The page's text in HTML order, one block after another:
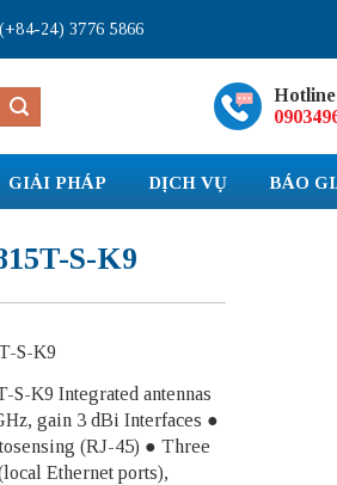
(+84-24) 3776 5866
Hotline
GIẢI PHÁP DỊCH VỤ BÁO
S-K9
S-K9
K9 Integrated antennas
gain 3 dBi Interfaces ●
(RJ-45) ● Three
Ethernet ports),